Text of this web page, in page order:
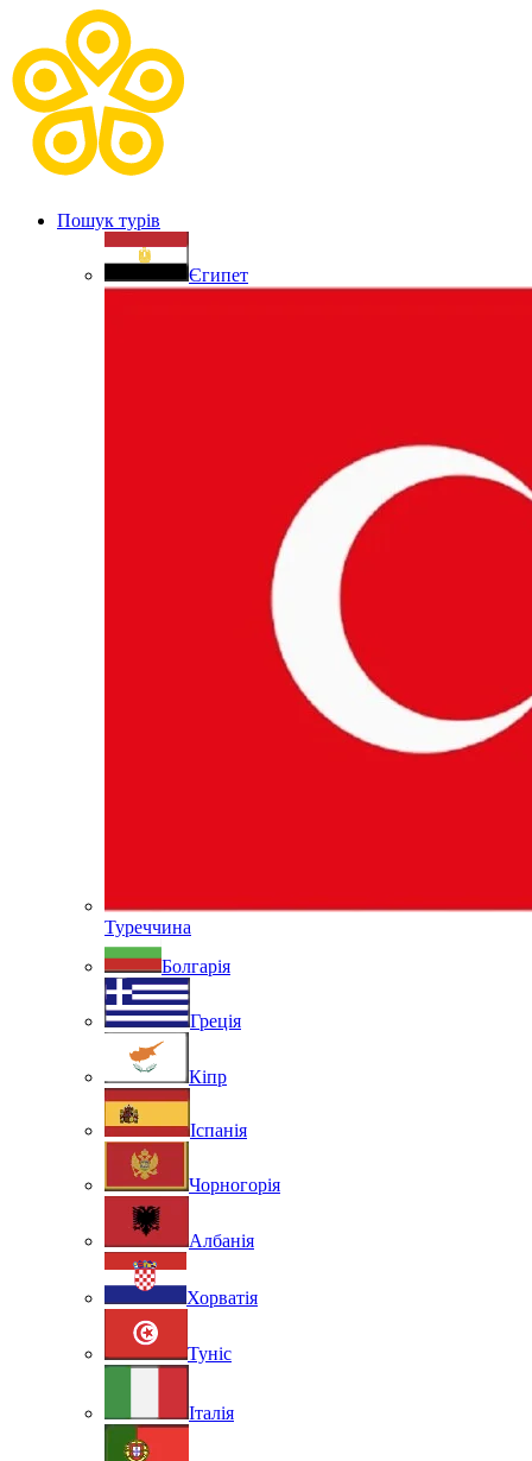
Пошук турів
Єгипет
Туреччина
Болгарія
Греція
Кіпр
Іспанія
Чорногорія
Албанія
Хорватія
Туніс
Італія